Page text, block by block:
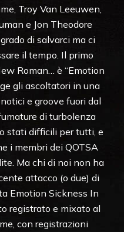
Troy Van Leeuwen,
e Jon Theodore
di salvarci ma ci
il tempo. Il primo
Roman… è “Emotion
gli ascoltatori in una
e groove fuori dal
di turbolenza
stati difficili per tutti, e
i membri dei QOTSA
Ma chi di noi non ha
attacco (o due) di
Emotion Sickness In
registrato e mixato al
con registrazioni